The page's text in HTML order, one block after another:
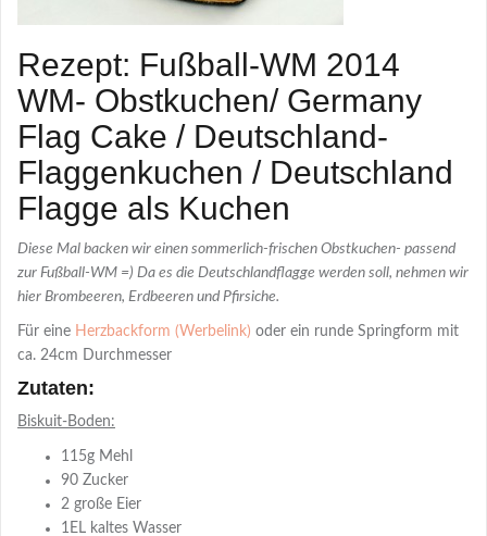
Rezept: Fußball-WM 2014
WM- Obstkuchen/ Germany
Flag Cake / Deutschland-
Flaggenkuchen / Deutschland
Flagge als Kuchen
Diese Mal backen wir einen sommerlich-frischen Obstkuchen- passend
zur Fußball-WM =) Da es die Deutschlandflagge werden soll, nehmen wir
hier Brombeeren, Erdbeeren und Pfirsiche.
Für eine Herzbackform
oder ein runde Springform mit
ca. 24cm Durchmesser
Zutaten:
Biskuit-Boden:
115g Mehl
90 Zucker
2 große Eier
1EL kaltes Wasser